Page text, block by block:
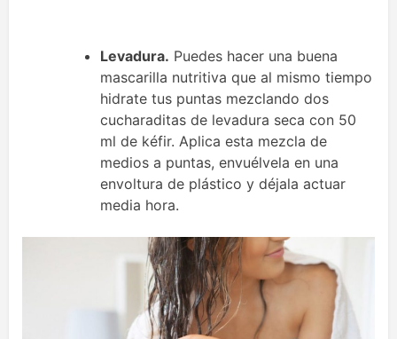
Levadura. Puedes hacer una buena
mascarilla nutritiva que al mismo tiempo
hidrate tus puntas mezclando dos
cucharaditas de levadura seca con 50
ml de kéfir. Aplica esta mezcla de
medios a puntas, envuélvela en una
envoltura de plástico y déjala actuar
media hora.